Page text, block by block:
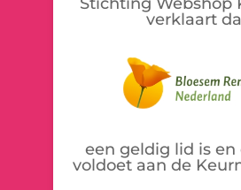
verklaart
een geldig lid is en
voldoet aan de